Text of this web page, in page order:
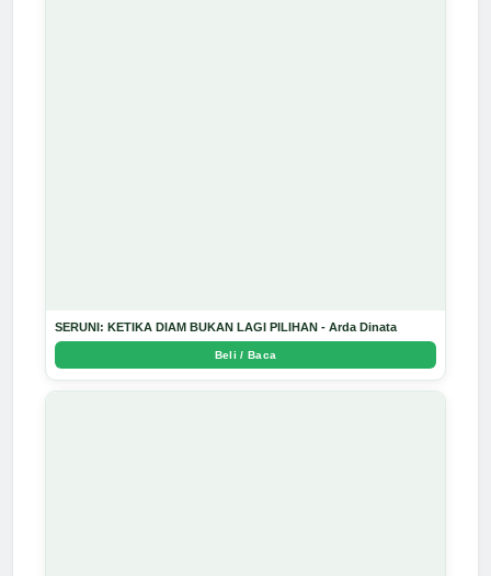
SERUNI: KETIKA DIAM BUKAN LAGI PILIHAN - Arda Dinata
Beli / Baca